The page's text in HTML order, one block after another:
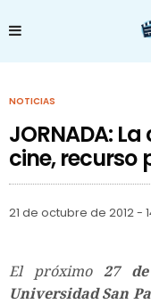
NOTICIAS
JORNADA:
cine, recurso
21 de octubre de 2012 -
El próximo 27
Universidad San